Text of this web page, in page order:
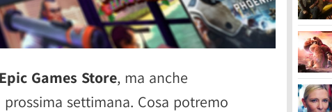
Epic Games Store, ma anche
settimana. Cosa potremo